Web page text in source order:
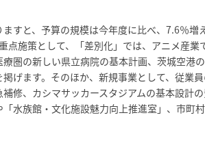
ますと、予算の規模は今年度に比べ、7.6％
点施策として、「差別化」では、アニメ産
療圏の新しい県立病院の基本計画、茨城空港
掲げます。そのほか、新規事業として、従業
修、カシマサッカースタジアムの基本設計
水族館・文化施設魅力向上推進室」、市町